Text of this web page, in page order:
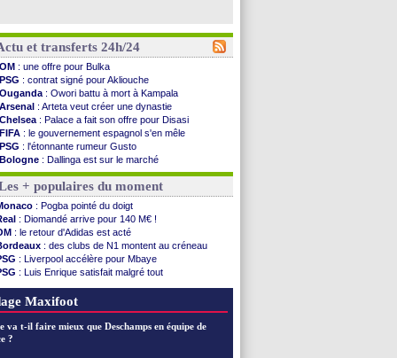
et transferts 24h/24
OM : une offre pour Bulka
PSG : contrat signé pour Akliouche
Ouganda : Owori battu à mort à Kampala
Arsenal : Arteta veut créer une dynastie
Chelsea : Palace a fait son offre pour Disasi
FIFA : le gouvernement espagnol s'en mêle
PSG : l'étonnante rumeur Gusto
Bologne : Dallinga est sur le marché
OM: accord trouvé avec Man City pour Rulli
OM: Medina vers Leverkusen pour 25 M€
Uruguay: Forlan nommé sélectionneur (officiel)
Séville : Juanlu signe à Bournemouth (officiel)
PSG : Ndjantou heureux d'avoir rejoué
Real: Diomandé pour 140 M€ ! (officiel)
Man City : Rodri préfère le Barça au Real !
Rennes : Aït Boudlal veut rejoindre Fulham
Aston Villa: Liverpool cible aussi Konsa
Le Havre: Diaw va signer à Lille
Bordeaux: les mots de Mavuba
FIFA
+ populaires du moment
: Pogba pointé du doigt
: Diomandé arrive pour 140 M€ !
: le retour d'Adidas est acté
: des clubs de N1 montent au créneau
: Liverpool accélère pour Mbaye
: Luis Enrique satisfait malgré tout
: Fonseca prend cher sur les réseaux
Maxifoot
va t-il faire mieux que Deschamps en équipe de
?